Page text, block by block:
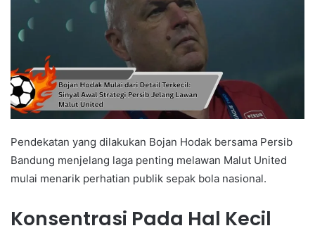
Pendekatan yang dilakukan Bojan Hodak bersama Persib
Bandung menjelang laga penting melawan Malut United
mulai menarik perhatian publik sepak bola nasional.
Konsentrasi Pada Hal Kecil